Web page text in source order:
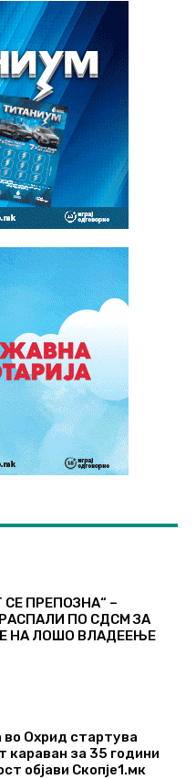
СЕ ПРЕПОЗНА“ –
ПО СДСМ ЗА
НА ЛОШО ВЛАДЕЕЊЕ
во Охрид стартува
караван за 35 години
објави Скопје1.мк